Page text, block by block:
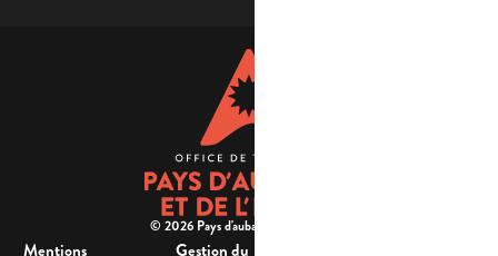
© 2026 Pays d'aubagne et de l'étoile -
Mentions Gestion du